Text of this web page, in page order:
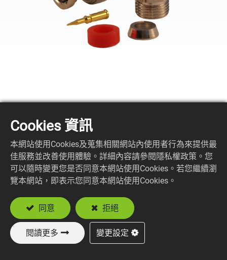
BNC1150-2-XXX
BNC STR. PLUG CLAMP TYPE
Suitable Cable
RG174, RG188, RG316
RD316
加入詢價車
Cookies 資訊
本網站使用Cookies及蒐集相關網站內使用者行為來提供最
佳服務並改善使用體驗。詳細內容請參閱隱私權政策。您
可以隨時變更您是否同意本網站使用Cookies。若您繼續瀏
覽本網站，即表示您同意本網站使用Cookies。
同意 拒絕
閱讀更多 變更設定